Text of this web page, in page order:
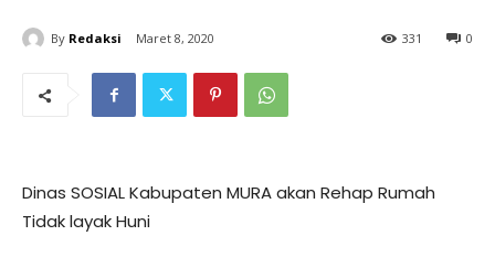
By Redaksi Maret 8, 2020 0
331
Dinas SOSIAL Kabupaten MURA akan Rehap Rumah
Tidak layak Huni